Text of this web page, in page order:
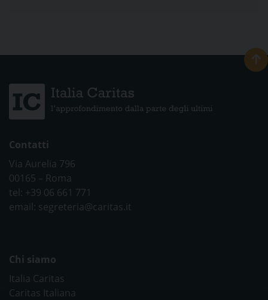
Contatti
Via Aurelia 796
00165 – Roma
tel: +39 06 661 771
email: segreteria@caritas.it
Chi siamo
Italia Caritas
Caritas Italiana